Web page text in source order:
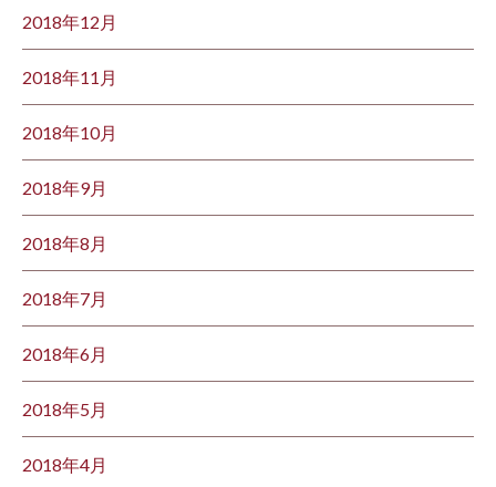
2018年12月
2018年11月
2018年10月
2018年9月
2018年8月
2018年7月
2018年6月
2018年5月
2018年4月